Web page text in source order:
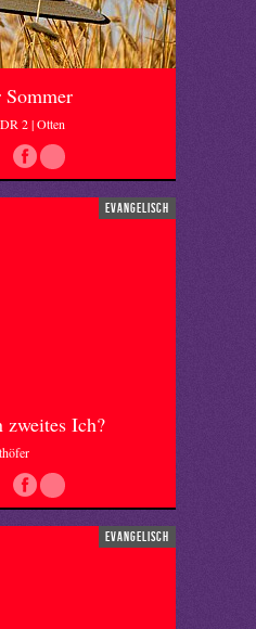
Sommer
2 | Otten
evangelisch
Ich?
evangelisch